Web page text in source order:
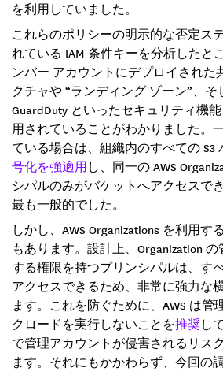
を利用していました。
これらのポリシーの明示的な否定ス
れている IAM 条件キーを分析したと
ンバー アカウントにデプロイされた
クチャや “ランディング ゾーン”、そ
GuardDuty といったセキュリティ機
用されていることがわかりました。
ている場合は、組織内のすべての S3
号化を強適用 し、同一の AWS
シパルのみがバケットへアクセスで
最も一般的でした。
しかし、AWS Organizations を利用
もあります。設計上、Organization
する権限を持つプリンシパルは、す
アクセスできるため、非常に強力な
ます。これを防ぐために、AWS は管
クロードを実行しないことを推奨し
で管理アカウントが侵害されるリス
ます。それにもかかわらず、今回の